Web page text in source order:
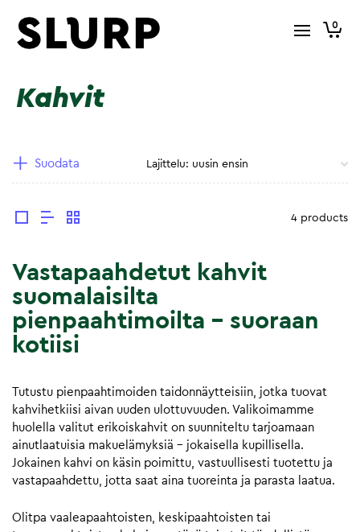
0
Kahvit
Suodata
4 products
Vastapaahdetut kahvit
suomalaisilta
pienpaahtimoilta – suoraan
kotiisi
Tutustu pienpaahtimoiden taidonnäytteisiin, jotka tuovat
kahvihetkiisi aivan uuden ulottuvuuden. Valikoimamme
huolella valitut erikoiskahvit on suunniteltu tarjoamaan
ainutlaatuisia makuelämyksiä – jokaisella kupillisella.
Jokainen kahvi on käsin poimittu, vastuullisesti tuotettu ja
vastapaahdettu, jotta saat aina tuoreinta ja parasta laatua.
Olitpa vaaleapaahtoisten, keskipaahtoisten tai